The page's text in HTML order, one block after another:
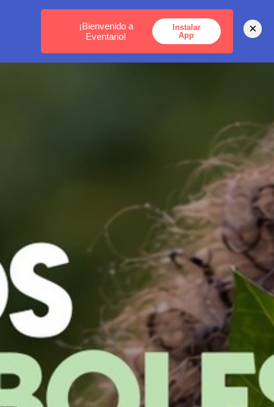
MEDELLÍN - BOGOTÁ - CARTAGENA
¡Bienvenido a
Eventario!
Instalar
App
×